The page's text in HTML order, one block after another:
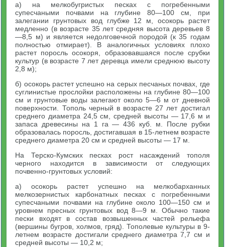
а) на мелкобугристых песках с погребенными
супесчаными почвами на глубине 80—100 см, при
залегании грунтовых вод глубже 12 м, осокорь растет
медленно (в возрасте 35 лет средняя высота деревьев 8
—8,5 м) и является недолговечной породой (к 35 годам
полностью отмирает). В аналогичных условиях плохо
растет поросль осокоря, образовавшаяся после срубки
культур (в возрасте 7 лет деревца имели среднюю высоту
2,8 м);
б) осокорь растет успешно на серых песчаных почвах, где
суглинистые прослойки расположены на глубине 80—100
см и грунтовые воды залегают около 5—6 м от дневной
поверхности. Тополь черный в возрасте 27 лет достигал
среднего диаметра 24,5 см, средней высоты — 17,6 м и
запаса древесины на 1 га — 436 куб. м. После рубки
образовалась поросль, достигавшая в 15-летнем возрасте
среднего диаметра 20 см и средней высоты — 17 м.
На Терско-Кумских песках рост насаждений тополя
черного находится в зависимости от следующих
почвенно-грунтовых условий:
а) осокорь растет успешно на мелкобарханных
мелкозернистых карбонатных песках с погребенными
супесчаными почвами на глубине около 100—150 см и
уровнем пресных грунтовых вод 8—9 м. Обычно такие
пески входят в состав возвышенных частей рельефа
(вершины бугров, холмов, гряд). Тополевые культуры в 9-
летнем возрасте достигали среднего диаметра 7,7 см и
средней высоты — 10,2 м;